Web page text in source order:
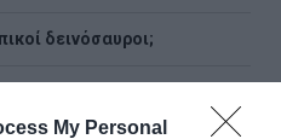
My Personal
δεινόσαυροι;
της Ε.Ε.»